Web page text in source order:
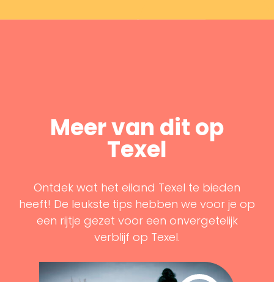
Meer van dit op
Texel
Ontdek wat het eiland Texel te bieden
heeft! De leukste tips hebben we voor je op
een rijtje gezet voor een onvergetelijk
verblijf op Texel.